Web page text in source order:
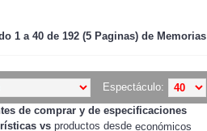
1 a 40 de 192 (5 Paginas) de Memorias
Espectáculo:
de comprar y de especificaciones
vs productos desde económicos